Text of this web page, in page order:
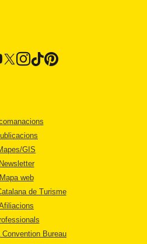
GIS
Newsletter
Mapa web
de Turisme
Convention Bureau